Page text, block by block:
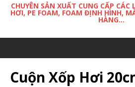
CHUYÊN SẢN XUẤT CUNG CẤP
HƠI, PE FOAM, FOAM ĐỊNH HÌNH,
HÀNG...
Cuộn Xốp Hơi